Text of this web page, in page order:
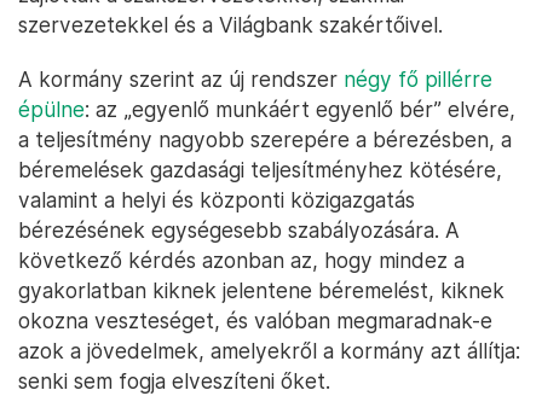
szervezetekkel és a Világbank szakértőivel.
A kormány szerint az új rendszer négy fő pillérre
épülne: az „egyenlő munkáért egyenlő bér” elvére,
a teljesítmény nagyobb szerepére a bérezésben, a
béremelések gazdasági teljesítményhez kötésére,
valamint a helyi és központi közigazgatás
bérezésének egységesebb szabályozására. A
következő kérdés azonban az, hogy mindez a
gyakorlatban kiknek jelentene béremelést, kiknek
okozna veszteséget, és valóban megmaradnak-e
azok a jövedelmek, amelyekről a kormány azt állítja:
senki sem fogja elveszíteni őket.